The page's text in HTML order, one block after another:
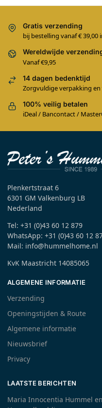
Gratis verzending
bij bestelling vanaf € 39,00
Wereldwijde
Vanaf €9,95
14 dagen bedenktijd
Zorgvuldige verpakking
100% veilig betalen
iDeal / Bancontact /
Plenkertstraat 6
6301 GM Valkenburg LB
Nederland
Tel: +31 (0)43 60 12 879
WhatsApp: +31 (0)43 60 12
Mail: info@hummelhome.nl
KvK Maastricht 14085065
ALGEMENE INFORMATIE
Verzending
Openingstijden & Route
Algemene informatie
Nieuwsbrief
Privacy
LAATSTE BERICHTEN
Maria Innocentia Hummel